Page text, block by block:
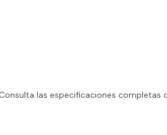
las especificaciones completas